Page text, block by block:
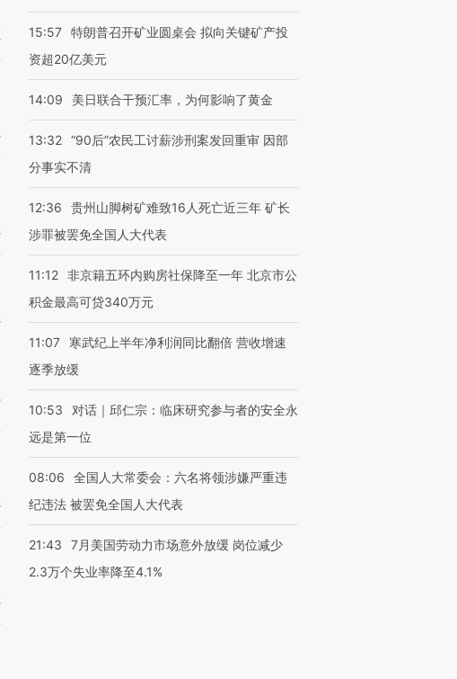
15:57 特朗普召开矿业圆桌会 拟向关键矿产投
资超20亿美元
14:09 美日联合干预汇率，为何影响了黄金
13:32 “90后”农民工讨薪涉刑案发回重审 因部
分事实不清
12:36
贵州山脚树矿难致16人死亡近三年 矿长
涉罪被罢免全国人大代表
11:12 非京籍五环内购房社保降至一年 北京市公
积金最高可贷340万元
11:07
寒武纪上半年净利润同比翻倍 营收增速
逐季放缓
10:53
对话｜邱仁宗：临床研究参与者的安全永
远是第一位
08:06
全国人大常委会：六名将领涉嫌严重违
纪违法 被罢免全国人大代表
21:43
7月美国劳动力市场意外放缓 岗位减少
2.3万个失业率降至4.1%